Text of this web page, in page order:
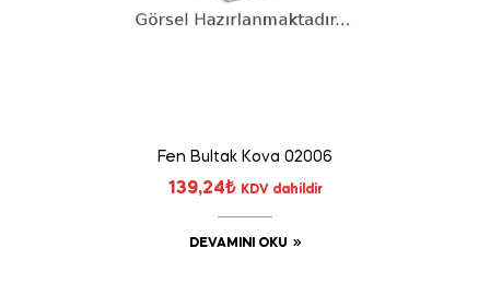
Fen Bultak Kova 02006
139,24₺ KDV dahildir
DEVAMINI OKU